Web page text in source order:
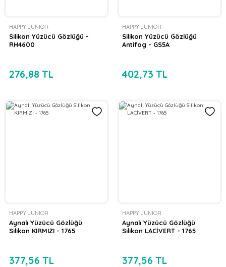
HAPPY JUNIOR
Silikon Yüzücü Gözlüğü -
RH4600
276,88 TL
HAPPY JUNIOR
Silikon Yüzücü Gözlüğü
Antifog - GS5A
402,73 TL
HAPPY JUNIOR
Aynalı Yüzücü Gözlüğü
Silikon KIRMIZI - 1765
377,56 TL
HAPPY JUNIOR
Aynalı Yüzücü Gözlüğü
Silikon LACİVERT - 1765
377,56 TL